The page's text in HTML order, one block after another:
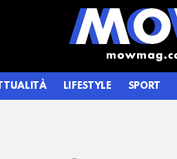
LIFESTYLE SPORT